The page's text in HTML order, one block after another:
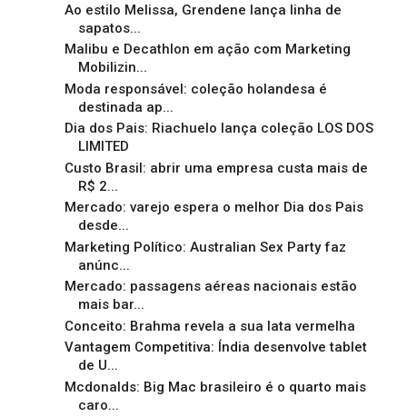
Ao estilo Melissa, Grendene lança linha de
sapatos...
Malibu e Decathlon em ação com Marketing
Mobilizin...
Moda responsável: coleção holandesa é
destinada ap...
Dia dos Pais: Riachuelo lança coleção LOS DOS
LIMITED
Custo Brasil: abrir uma empresa custa mais de
R$ 2...
Mercado: varejo espera o melhor Dia dos Pais
desde...
Marketing Político: Australian Sex Party faz
anúnc...
Mercado: passagens aéreas nacionais estão
mais bar...
Conceito: Brahma revela a sua lata vermelha
Vantagem Competitiva: Índia desenvolve tablet
de U...
Mcdonalds: Big Mac brasileiro é o quarto mais
caro...